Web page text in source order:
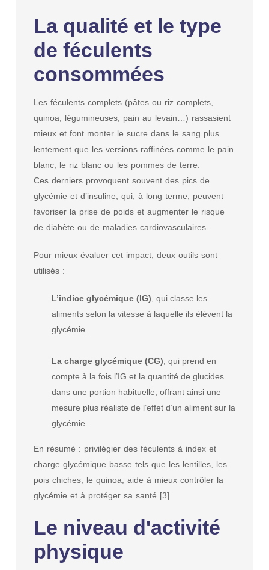
La qualité et le type
de féculents
consommées
Les féculents complets (pâtes ou riz complets,
quinoa, légumineuses, pain au levain…) rassasient
mieux et font monter le sucre dans le sang plus
lentement que les versions raffinées comme le pain
blanc, le riz blanc ou les pommes de terre.
Ces derniers provoquent souvent des pics de
glycémie et d’insuline, qui, à long terme, peuvent
favoriser la prise de poids et augmenter le risque
de diabète ou de maladies cardiovasculaires.
Pour mieux évaluer cet impact, deux outils sont
utilisés :
L’indice glycémique (IG) , qui classe les
aliments selon la vitesse à laquelle ils élèvent la
glycémie.
La charge glycémique (CG) , qui prend en
compte à la fois l’IG et la quantité de glucides
dans une portion habituelle, offrant ainsi une
mesure plus réaliste de l’effet d’un aliment sur la
glycémie.
En résumé : privilégier des féculents à index et
charge glycémique basse tels que les lentilles, les
pois chiches, le quinoa, aide à mieux contrôler la
glycémie et à protéger sa santé [3]
Le niveau d'activité
physique